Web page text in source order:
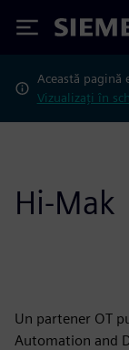
Siemens
Această pagină
Vizualizați în
Hi-Mak
Un partener OT
Automation and